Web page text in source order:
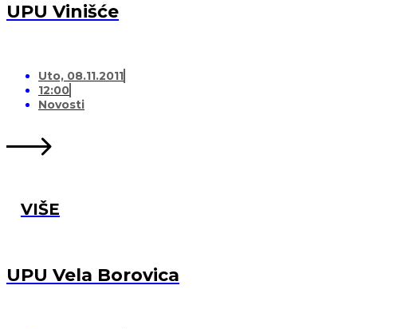
UPU Vinišće
Uto, 08.11.2011
12:00
Novosti
VIŠE
UPU Vela Borovica